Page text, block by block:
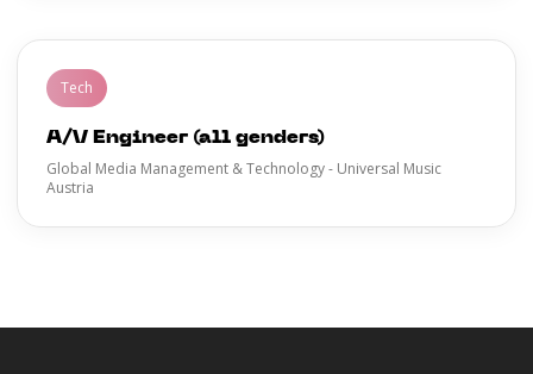
Tech
A/V Engineer (all genders)
Global Media Management & Technology - Universal Music
Austria